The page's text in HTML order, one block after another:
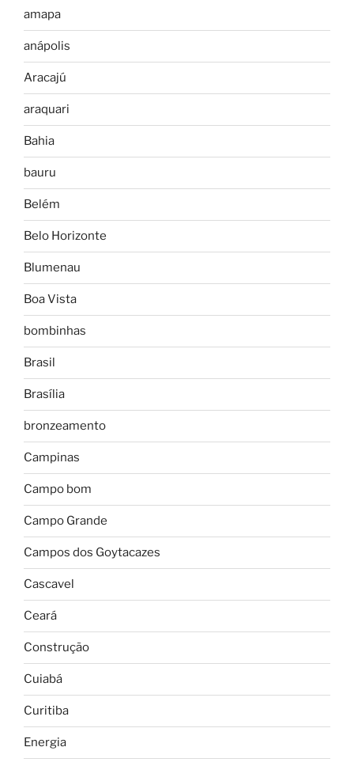
amapa
anápolis
Aracajú
araquari
Bahia
bauru
Belém
Belo Horizonte
Blumenau
Boa Vista
bombinhas
Brasil
Brasília
bronzeamento
Campinas
Campo bom
Campo Grande
Campos dos Goytacazes
Cascavel
Ceará
Construção
Cuiabá
Curitiba
Energia